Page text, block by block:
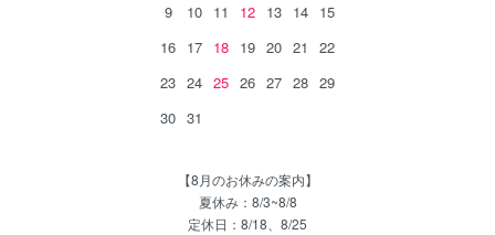
9
10 11 12 13 14 15
16 17 18 19 20 21
22
23 24 25 26 27 28 29
30 31
【8月のお休みの案内】
夏休み：8/3~8/8
定休日：8/18、8/25